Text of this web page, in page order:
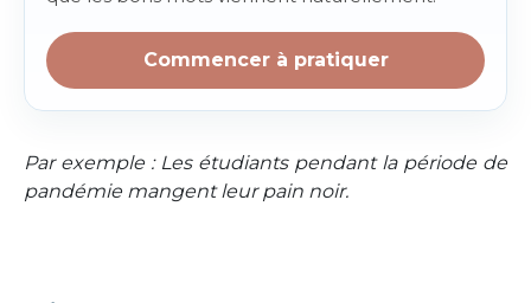
Commencer à pratiquer
Par exemple : Les étudiants pendant la période de
pandémie mangent leur pain noir.